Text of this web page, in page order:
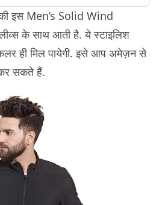
इस Men’s Solid Wind
के साथ आती है. ये स्टाइलिश
ही मिल पायेगी. इसे आप अमेज़न से
सकते हैं.